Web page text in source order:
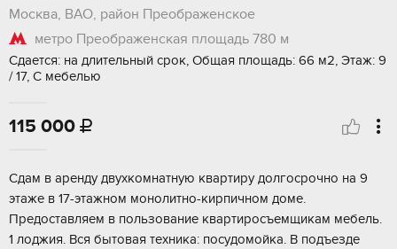
Москва, ВАО, район Преображенское
метро Преображенская площадь 780 м
Сдается: на длительный срок, Общая площадь: 66 м2, Этаж: 9
/ 17, С мебелью
115 000 
Сдам в аренду двухкомнатную квартиру долгосрочно на 9
этаже в 17-этажном монолитно-кирпичном доме.
Предоставляем в пользование квартиросъемщикам мебель.
1 лоджия. Вся бытовая техника: посудомойка. В подъезде